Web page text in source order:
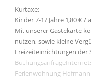
Kurtaxe:
Kinder 7-17 Jahre 1,80 € /
Mit unserer Gästekarte
nutzen, sowie kleine
Freizeiteinrichtungen der
Buchungsanfrage
Ferienwohnung Hofmann